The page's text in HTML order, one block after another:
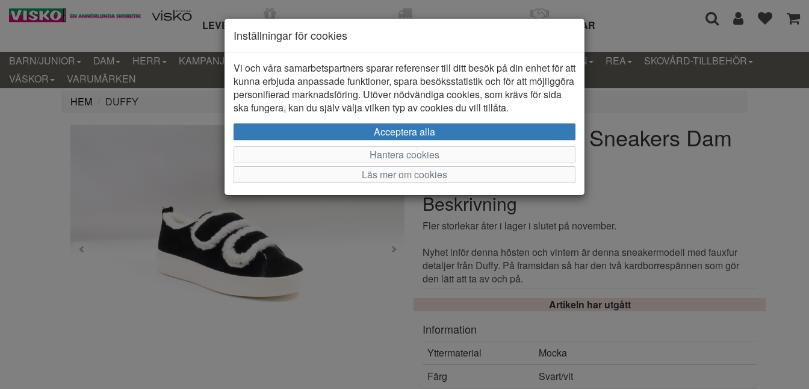
LEVERANS INOM 2-5 DAGAR ÖPPET KÖP I 14 DAGAR
BARN/JUNIOR DAM HERR KAMPANJ KLÄDER-BARN PROVKOLLEKTION REA
SKOVÅRD-TILLBEHÖR
VÄSKOR
VARUMÄRKEN
HEM
DUFFY
Duffy Leuca Uno Sneakers Dam
Varumärke: Duffy
Artikelnummer: 2521775
Beskrivning
Fler storlekar åter i lager i slutet på november.
Nyhet inför denna hösten och vintern är denna sneakermodell med fauxfur
detaljer från Duffy. På framsidan så har den två kardborrespännen som gör
den lätt att ta av och på.
Artikeln har utgått
Information
Yttermaterial
Mocka
Färg
Svart/vit
Inställningar för cookies
Vi och våra samarbetspartners sparar referenser till ditt besök på din enhet för att
kunna erbjuda anpassade funktioner, spara besöksstatistik och för att möjliggöra
personifierad marknadsföring. Utöver nödvändiga cookies, som krävs för sida
ska fungera, kan du själv välja vilken typ av cookies du vill tillåta.
Acceptera alla
Hantera cookies
Läs mer om cookies